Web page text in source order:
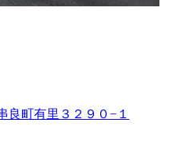
良町有里３２９０−１